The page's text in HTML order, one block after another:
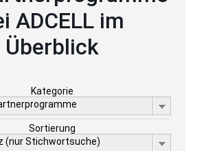
ADCELL im
Überblick
Kategorie
Sortierung
(nur Stichwortsuche)